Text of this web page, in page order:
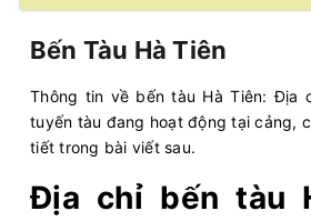
Bến Tàu Hà Tiên
Thông tin về bến tàu Hà Tiên: Địa
tuyến tàu đang hoạt động tại cảng,
tiết trong bài viết sau.
Địa chỉ bến tàu